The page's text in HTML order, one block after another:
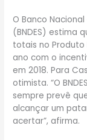
O Banco
(BNDES) estima
totais no Produto
ano com o
em 2018. Para
otimista. “O
sempre prevê
alcançar um
acertar”, afirma.